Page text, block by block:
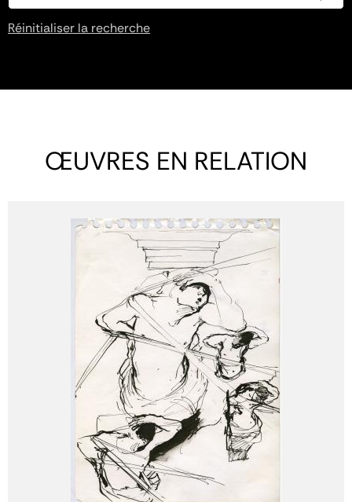
Réinitialiser la recherche
ŒUVRES EN RELATION